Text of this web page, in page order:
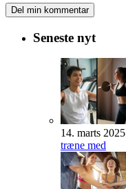
Seneste nyt
14. marts 2025
træne med